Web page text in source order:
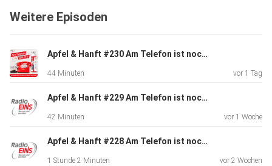
Weitere Episoden
Apfel & Hanft #230 Am Telefon ist noch Milch: Eine Wespe, fünf Leberkäs und kein Jackpot
44 Minuten vor 1 Tag
Apfel & Hanft #229 Am Telefon ist noch Milch: Mit Warnblinker im Kettenkarussell - Und tollem Gewinnspiel
42 Minuten vor 1 Woche
Apfel & Hanft #228 Am Telefon ist noch Milch: Döner für Dominica - Genitalien zur Pressekonferenz
1 Stunde 2 Minuten vor 2 Wochen